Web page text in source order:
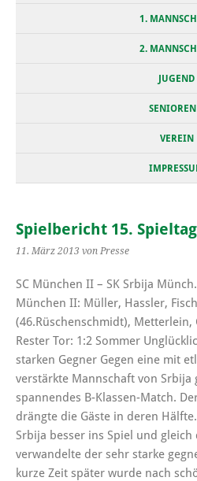
1.
2.
JUGEND
VEREIN
Spielbericht 15.
11. März 2013 von Presse
SC München II – SK Srbija
München II: Müller, Hassler,
(46.Rüschenschmidt), Metterlein,
Rester Tor: 1:2 Sommer
starken Gegner Gegen eine mit
verstärkte Mannschaft von Srbija
spannendes B-Klassen-Match.
drängte die Gäste in deren
Srbija besser ins Spiel und gleich
verwandelte der sehr starke
kurze Zeit später wurde nach